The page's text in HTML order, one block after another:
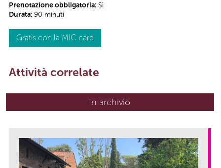
Prenotazione obbligatoria: Sì
Durata: 90 minuti
Gratis con la MIC card
Attività correlate
In archivio